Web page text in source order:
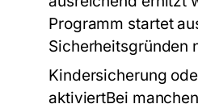
Programm startet
Sicherheitsgründen
Kindersicherung
aktiviertBei